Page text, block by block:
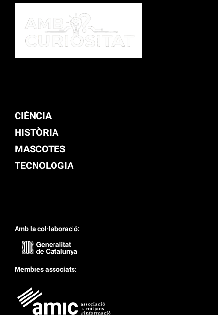
CIÈNCIA
HISTÒRIA
MASCOTES
TECNOLOGIA
Amb la col·laboració:
Membres associats: